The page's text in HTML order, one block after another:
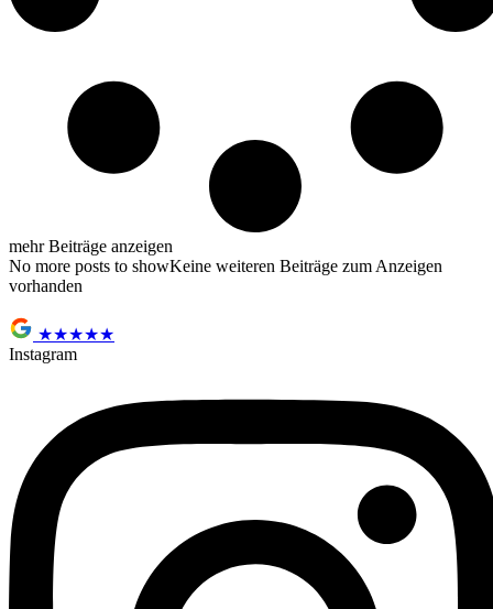
mehr Beiträge anzeigen
No more posts to showKeine weiteren Beiträge zum Anzeigen
vorhanden
★★★★★
Instagram